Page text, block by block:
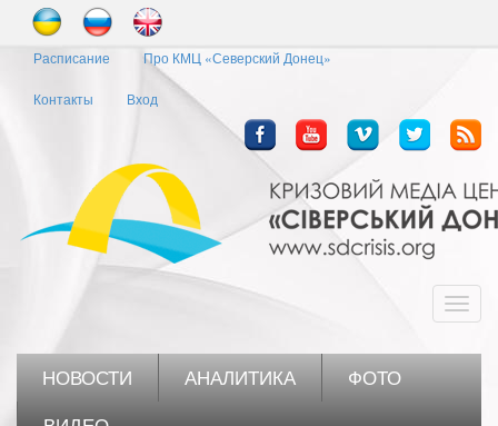
Перейти
основному
Расписание Про КМЦ «Северский Донец»
Контакты Вход
НОВОСТИ АНАЛИТИКА
ФОТО